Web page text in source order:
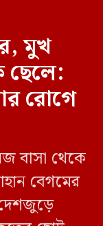
মুখ
রোগে
বাসা থেকে
বেগমের